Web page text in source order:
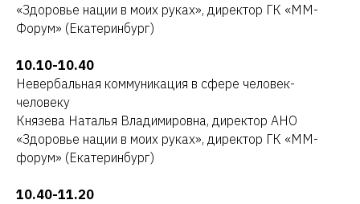
«Здоровье нации в моих руках», директор ГК «ММ-
Форум» (Екатеринбург)
10.10-10.40
Невербальная коммуникация в сфере человек-
человеку
Князева Наталья Владимировна, директор АНО
«Здоровье нации в моих руках», директор ГК «ММ-
форум» (Екатеринбург)
10.40-11.20